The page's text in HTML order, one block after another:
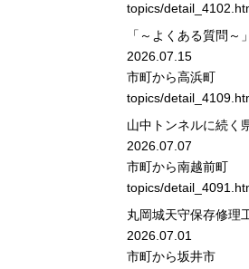
topics/
「～よくある質問～
2026.07.15
市町から高浜町
topics/
山中トンネルに続く
2026.07.07
市町から南越前町
topics/
丸岡城天守保存修理
2026.07.01
市町から坂井市